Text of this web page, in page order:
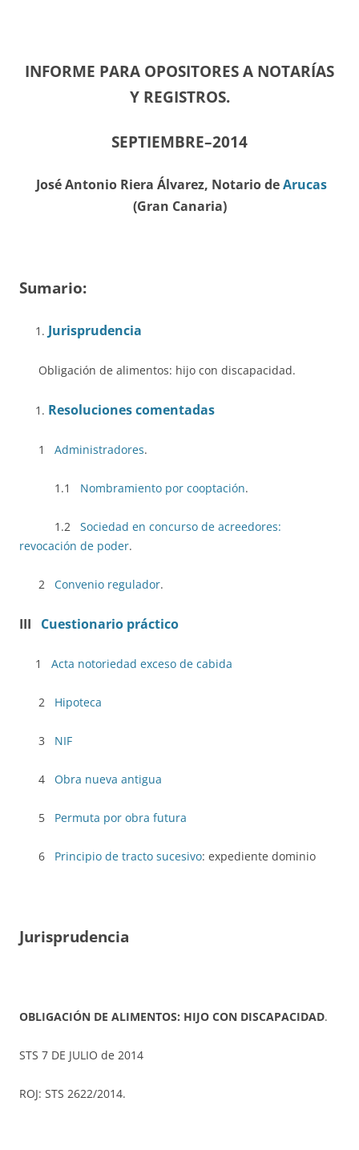
INFORME PARA OPOSITORES A NOTARÍAS
Y REGISTROS.
SEPTIEMBRE–2014
José Antonio Riera Álvarez, Notario deArucas
(Gran Canaria)
Sumario:
Jurisprudencia
Obligación de alimentos: hijo con discapacidad.
Resoluciones comentadas
1 Administradores.
1.1 Nombramiento por cooptación.
1.2 Sociedad en concurso de acreedores:
revocación de poder.
2 Convenio regulador.
III Cuestionario práctico
1 Acta notoriedad exceso de cabida
2 Hipoteca
3 NIF
4 Obra nueva antigua
5 Permuta por obra futura
6 Principio de tracto sucesivo: expediente dominio
Jurisprudencia
OBLIGACIÓN DE ALIMENTOS: HIJO CON DISCAPACIDAD.
STS 7 DE JULIO de 2014
ROJ: STS 2622/2014.